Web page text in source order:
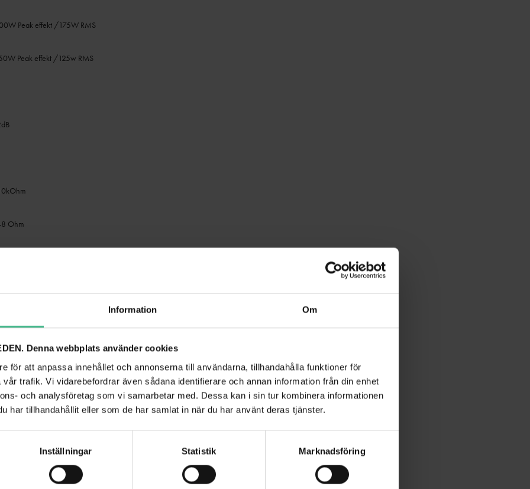
Information Om
Denna webbplats använder cookies
för att anpassa innehållet och annonserna till användarna, tillhandahålla funktioner för
trafik. Vi vidarebefordrar även sådana identifierare och annan information från din enhet
och analysföretag som vi samarbetar med. Dessa kan i sin tur kombinera informationen
har tillhandahållit eller som de har samlat in när du har använt deras tjänster.
Inställningar Statistik Marknadsföring
Peak effekt /175W RMS
Peak effekt /125w RMS
Ohm